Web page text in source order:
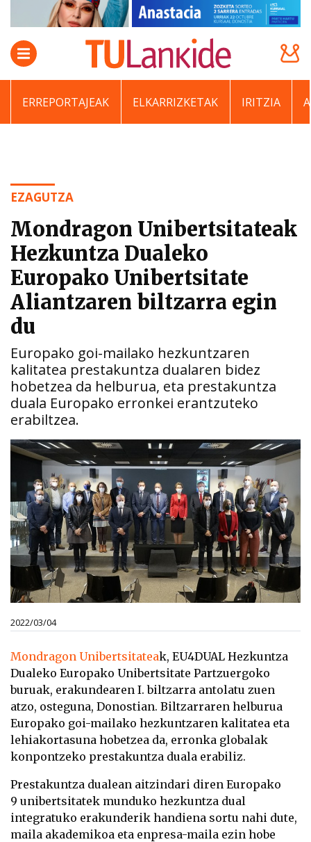
ERREPORTAJEAK ELKARRIZKETAK IRITZIA
EZAGUTZA
Mondragon Unibertsitateak
Hezkuntza Dualeko
Europako Unibertsitate
Aliantzaren biltzarra egin
du
Europako goi-mailako hezkuntzaren
kalitatea prestakuntza dualaren bidez
hobetzea da helburua, eta prestakuntza
duala Europako erronkei erantzuteko
erabiltzea.
2022/03/04
Mondragon Unibertsitateak, EU4DUAL Hezkuntza
Dualeko Europako Unibertsitate Partzuergoko
buruak, erakundearen I. biltzarra antolatu zuen
atzo, osteguna, Donostian. Biltzarraren helburua
Europako goi-mailako hezkuntzaren kalitatea eta
lehiakortasuna hobetzea da, erronka globalak
konpontzeko prestakuntza duala erabiliz.
Prestakuntza dualean aitzindari diren Europako
9 unibertsitatek munduko hezkuntza dual
integratuko erakunderik handiena sortu nahi dute,
maila akademikoa eta enpresa-maila ezin hobe